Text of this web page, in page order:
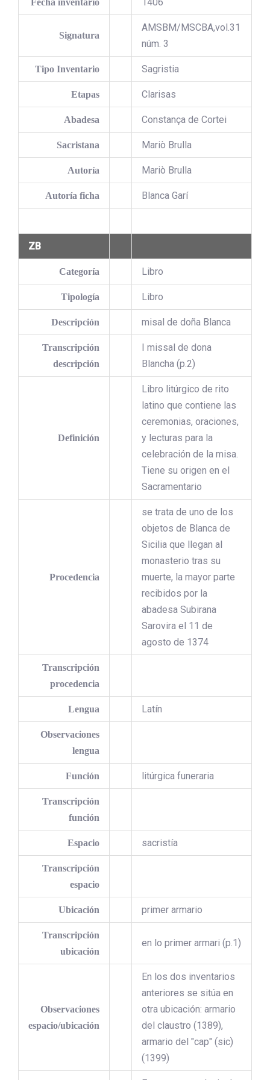
Signatura
AMSBM/MSCBA,vol.31
núm. 3
Tipo Inventario Sagristia
Etapas Clarisas
Abadesa Constança de Cortei
Sacristana Mariò Brulla
Autoría Mariò Brulla
Autoría ficha Blanca Garí
ZB
Categoría Libro
Tipología Libro
Descripción misal de doña Blanca
Transcripción
descripción
I missal de dona
Blancha (p.2)
Definición
Libro litúrgico de rito
latino que contiene las
ceremonias, oraciones,
y lecturas para la
celebración de la misa.
Tiene su origen en el
Sacramentario
Procedencia
se trata de uno de los
objetos de Blanca de
Sicilia que llegan al
monasterio tras su
muerte, la mayor parte
recibidos por la
abadesa Subirana
Sarovira el 11 de
agosto de 1374
Transcripción
procedencia
Lengua Latín
Observaciones
lengua
Función litúrgica funeraria
Transcripción
función
Espacio sacristía
Transcripción
espacio
Ubicación primer armario
Transcripción
ubicación
en lo primer armari (p.1)
Observaciones
espacio/ubicación
En los dos inventarios
anteriores se sitúa en
otra ubicación: armario
del claustro (1389),
armario del "cap" (sic)
(1399)